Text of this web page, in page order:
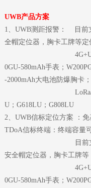
UWB产品方案
1 、UWB测距报警： 目前
全帽定位器，胸卡工牌等定
4G+UWB：
0GU-580mAh手表；
-2000mAh大电池防爆胸卡
LoRa/
U；G618LU；G808LU
2、UWB信标定位方案 ：
TDoA信标终端：终端容量
目前支持：4G
安全帽定位器，胸卡工牌等
0GU-580mAh手表；